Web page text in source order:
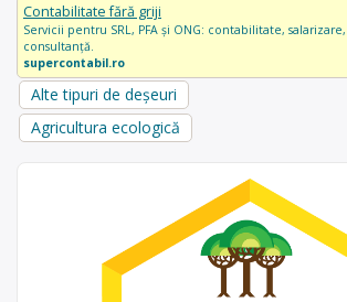
Contabilitate fără griji
Servicii pentru SRL, PFA și ONG: contabilitate, salarizare,
consultanță.
supercontabil.ro
Alte tipuri de deșeuri
Agricultura ecologică